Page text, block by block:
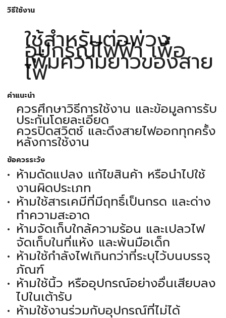
วิธีใช้งาน
ใช้สำหรับต่อพ่วง
อุปกรณ์ไฟฟ้า เพื่อ
เพิ่มความยาวของสาย
ไฟ
คำแนะนำ
ควรศึกษาวิธีการใช้งาน และข้อมูลการรับ
ประกันโดยละเอียด
ควรปิดสวิตช์ และดึงสายไฟออกทุกครั้ง
หลังการใช้งาน
ข้อควรระวัง
ห้ามดัดแปลง แก้ไขสินค้า หรือนำไปใช้
งานผิดประเภท
ห้ามใช้สารเคมีที่มีฤทธิ์เป็นกรด และด่าง
ทำความสะอาด
ห้ามจัดเก็บใกล้ความร้อน และเปลวไฟ
จัดเก็บในที่แห้ง และพ้นมือเด็ก
ห้ามใช้กำลังไฟเกินกว่าที่ระบุไว้บนบรรจุ
ภัณฑ์
ห้ามใช้นิ้ว หรืออุปกรณ์อย่างอื่นเสียบลง
ไปในเต้ารับ
ห้ามใช้งานร่วมกับอุปกรณ์ที่ไม่ได้